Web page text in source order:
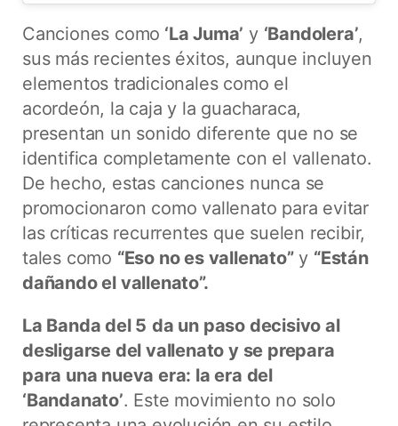
Canciones como ‘La Juma’ y ‘Bandolera’,
sus más recientes éxitos, aunque incluyen
elementos tradicionales como el
acordeón, la caja y la guacharaca,
presentan un sonido diferente que no se
identifica completamente con el vallenato.
De hecho, estas canciones nunca se
promocionaron como vallenato para evitar
las críticas recurrentes que suelen recibir,
tales como “Eso no es vallenato”y “Están
dañando el vallenato”.
La Banda del 5 da un paso decisivo al
desligarse del vallenato y se prepara
para una nueva era: la era del
‘Bandanato’. Este movimiento no solo